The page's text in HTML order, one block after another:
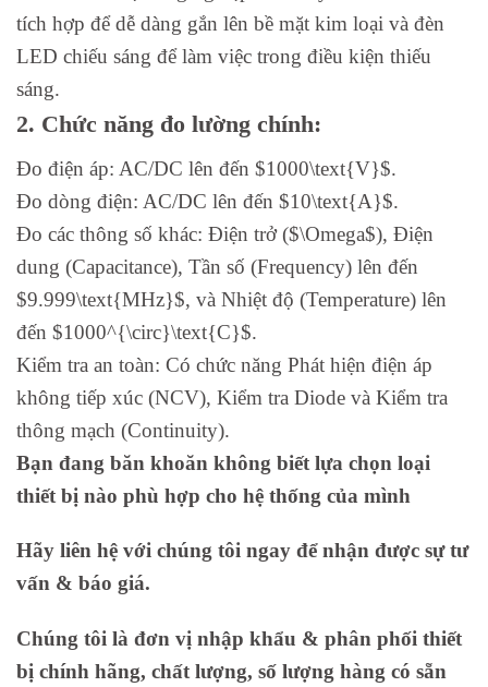
tích hợp để dễ dàng gắn lên bề mặt kim loại và đèn
LED chiếu sáng để làm việc trong điều kiện thiếu
sáng.
2. Chức năng đo lường chính:
Đo điện áp: AC/DC lên đến $1000\text{V}$.
Đo dòng điện: AC/DC lên đến $10\text{A}$.
Đo các thông số khác: Điện trở ($\Omega$), Điện
dung (Capacitance), Tần số (Frequency) lên đến
$9.999\text{MHz}$, và Nhiệt độ (Temperature) lên
đến $1000^{\circ}\text{C}$.
Kiểm tra an toàn: Có chức năng Phát hiện điện áp
không tiếp xúc (NCV), Kiểm tra Diode và Kiểm tra
thông mạch (Continuity).
Bạn đang băn khoăn không biết lựa chọn loại
thiết bị nào phù hợp cho hệ thống của mình
Hãy liên hệ với chúng tôi ngay để nhận được sự tư
vấn & báo giá.
Chúng tôi là đơn vị nhập khẩu & phân phối thiết
bị chính hãng, chất lượng, số lượng hàng có sẵn